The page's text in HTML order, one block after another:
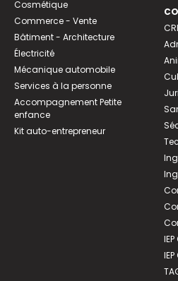
Cosmétique
Commerce - Vente
Bâtiment - Architecture
Électricité
Mécanique automobile
Services à la personne
Accompagnement Petite
enfance
Kit auto-entrepreneur